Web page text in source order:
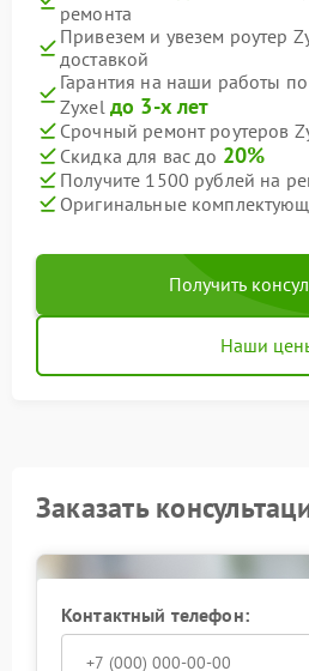
ремонта
Привезем и увезем роутер
доставкой
Гарантия на наши работы
Zyxel до 3-х лет
Срочный ремонт роутеров
Скидка для вас до 20%
Получите 1500 рублей на
Оригинальные
Получить
Наши
Заказать
Контактный телефон: